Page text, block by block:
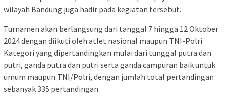
wilayah Bandung juga hadir pada kegiatan tersebut.
Turnamen akan berlangsung dari tanggal 7 hingga 12 Oktober
2024 dengan diikuti oleh atlet nasional maupun TNI-Polri.
Kategori yang dipertandingkan mulai dari tunggal putra dan
putri, ganda putra dan putri serta ganda campuran baik untuk
umum maupun TNI/Polri, dengan jumlah total pertandingan
sebanyak 335 pertandingan.